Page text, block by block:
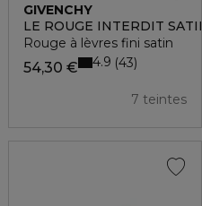
GIVENCHY
LE ROUGE INTERDIT SATIN
Rouge à lèvres fini satin
54,30 €
7 teintes
4.9 43